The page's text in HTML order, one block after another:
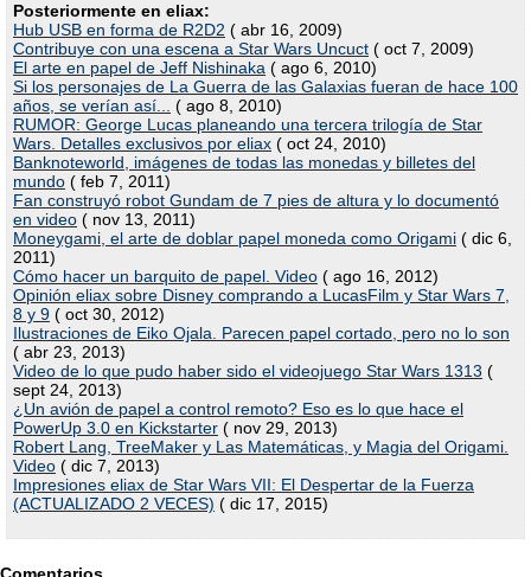
Posteriormente en eliax:
Hub USB en forma de R2D2 ( abr 16, 2009)
Contribuye con una escena a Star Wars Uncuct ( oct 7, 2009)
El arte en papel de Jeff Nishinaka ( ago 6, 2010)
Si los personajes de La Guerra de las Galaxias fueran de hace 100
años, se verían así...
( ago 8, 2010)
RUMOR: George Lucas planeando una tercera trilogía de Star
Wars. Detalles exclusivos por eliax ( oct 24, 2010)
Banknoteworld, imágenes de todas las monedas y billetes del
mundo ( feb 7, 2011)
Fan construyó robot Gundam de 7 pies de altura y lo documentó
en video ( nov 13, 2011)
Moneygami, el arte de doblar papel moneda como Origami ( dic 6,
2011)
Cómo hacer un barquito de papel. Video ( ago 16, 2012)
Opinión eliax sobre Disney comprando a LucasFilm y Star Wars 7,
8 y 9 ( oct 30, 2012)
Ilustraciones de Eiko Ojala. Parecen papel cortado, pero no lo son
( abr 23, 2013)
Video de lo que pudo haber sido el videojuego Star Wars 1313 (
sept 24, 2013)
¿Un avión de papel a control remoto? Eso es lo que hace el
PowerUp 3.0 en Kickstarter ( nov 29, 2013)
Robert Lang, TreeMaker y Las Matemáticas, y Magia del Origami.
Video ( dic 7, 2013)
Impresiones eliax de Star Wars VII: El Despertar de la Fuerza
(ACTUALIZADO 2 VECES) ( dic 17, 2015)